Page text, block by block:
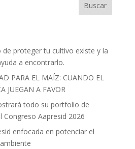
proteger tu cultivo existe y la
a encontrarlo.
PARA EL MAÍZ: CUANDO EL
JUEGAN A FAVOR
todo su portfolio de
Congreso Aapresid 2026
enfocada en potenciar el